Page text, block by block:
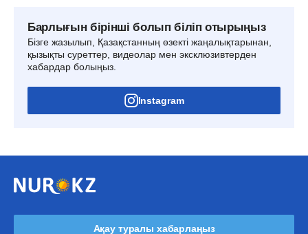
Барлығын бірінші болып біліп отырыңыз
Бізге жазылып, Қазақстанның өзекті жаңалықтарынан,
қызықты суреттер, видеолар мен эксклюзивтерден
хабардар болыңыз.
Instagram
Ақау туралы хабарлаңыз